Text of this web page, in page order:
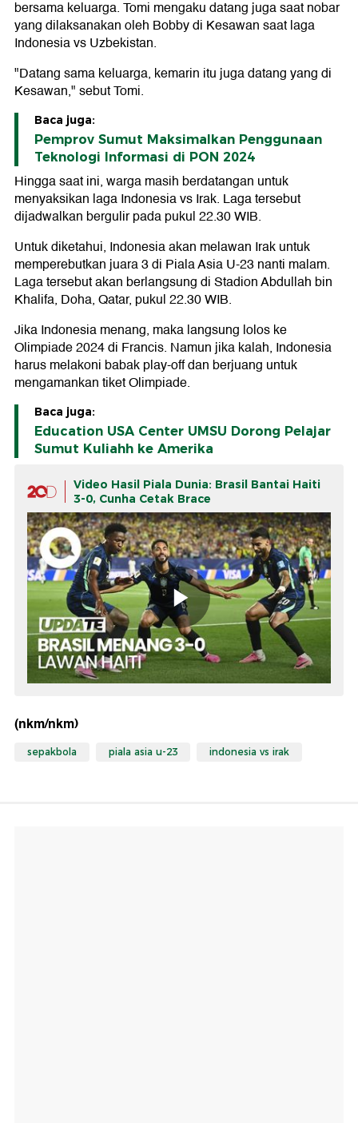
bersama keluarga. Tomi mengaku datang juga saat nobar
yang dilaksanakan oleh Bobby di Kesawan saat laga
Indonesia vs Uzbekistan.
"Datang sama keluarga, kemarin itu juga datang yang di
Kesawan," sebut Tomi.
Baca juga:
Pemprov Sumut Maksimalkan Penggunaan
Teknologi Informasi di PON 2024
Hingga saat ini, warga masih berdatangan untuk
menyaksikan laga Indonesia vs Irak. Laga tersebut
dijadwalkan bergulir pada pukul 22.30 WIB.
Untuk diketahui, Indonesia akan melawan Irak untuk
memperebutkan juara 3 di Piala Asia U-23 nanti malam.
Laga tersebut akan berlangsung di Stadion Abdullah bin
Khalifa, Doha, Qatar, pukul 22.30 WIB.
Jika Indonesia menang, maka langsung lolos ke
Olimpiade 2024 di Francis. Namun jika kalah, Indonesia
harus melakoni babak play-off dan berjuang untuk
mengamankan tiket Olimpiade.
Baca juga:
Education USA Center UMSU Dorong Pelajar
Sumut Kuliahh ke Amerika
Video Hasil Piala Dunia: Brasil Bantai Haiti
3-0, Cunha Cetak Brace
(nkm/nkm)
sepakbola piala asia u-23 indonesia vs irak